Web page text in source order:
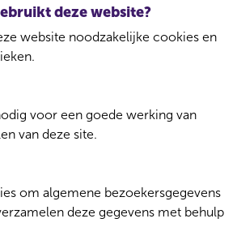
deze website?
website noodzakelijke cookies en
voor een goede werking van
van deze site.
om algemene bezoekersgegevens
deze gegevens met behulp